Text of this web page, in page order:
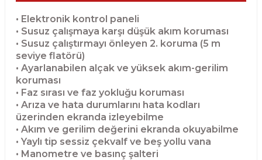
• Elektronik kontrol paneli
• Susuz çalışmaya karşı düşük akım koruması
• Susuz çalıştırmayı önleyen 2. koruma (5 m
seviye flatörü)
• Ayarlanabilen alçak ve yüksek akım-gerilim
koruması
• Faz sırası ve faz yokluğu koruması
• Arıza ve hata durumlarını hata kodları
üzerinden ekranda izleyebilme
• Akım ve gerilim değerini ekranda okuyabilme
• Yaylı tip sessiz çekvalf ve beş yollu vana
• Manometre ve basınç şalteri